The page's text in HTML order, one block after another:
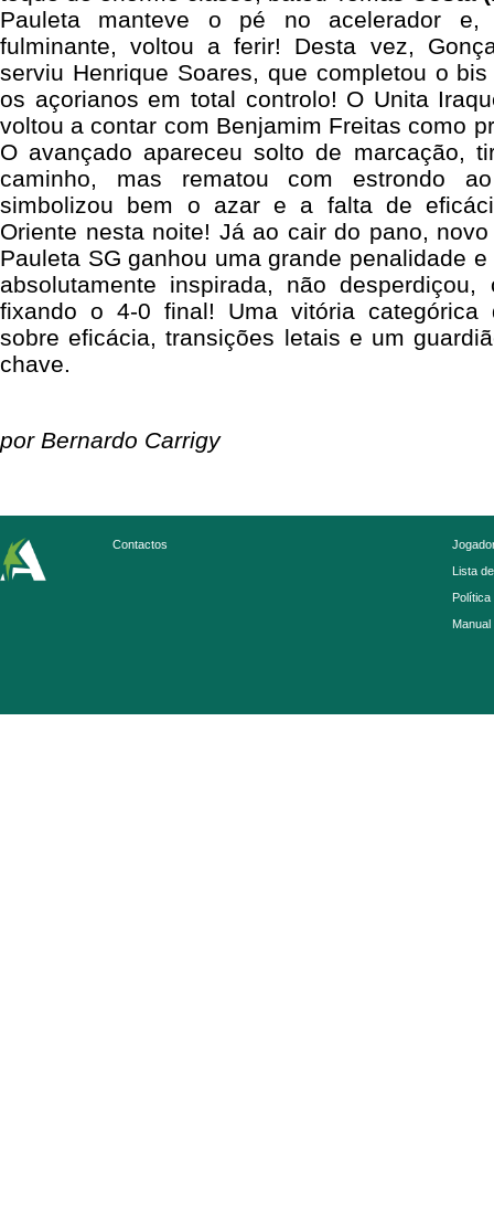
Pauleta manteve o pé no acelerador e,
fulminante, voltou a ferir! Desta vez,
serviu Henrique Soares, que completou o
os açorianos em total controlo! O Unita
voltou a contar com Benjamim Freitas como
O avançado apareceu solto de marcação,
caminho, mas rematou com estrondo
simbolizou bem o azar e a falta de
Oriente nesta noite! Já ao cair do pano,
Pauleta SG ganhou uma grande penalidade
absolutamente inspirada, não
fixando o 4-0 final! Uma vitória categórica
sobre eficácia, transições letais e um
chave.
por Bernardo Carrigy
Contactos
Lista
Política